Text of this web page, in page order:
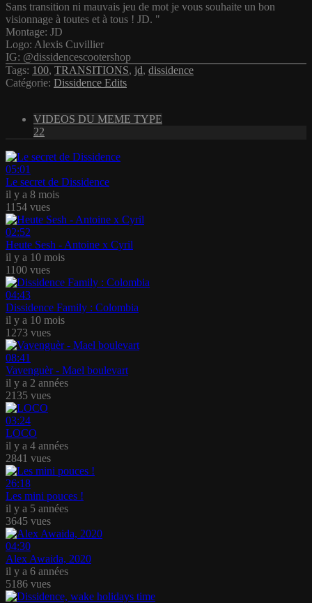
Sans transition ni mauvais jeu de mot je vous souhaite un bon
visionnage à toutes et à tous ! JD. "
Montage: JD
Logo: Alexis Cuvillier
IG: @dissidencescootershop
Tags: 100, TRANSITIONS, jd, dissidence
Catégorie: Dissidence Edits
VIDEOS DU MEME TYPE
22
05:01
Le secret de Dissidence
il y a 8 mois
1154 vues
02:52
Heute Sesh - Antoine x Cyril
il y a 10 mois
1100 vues
04:43
Dissidence Family : Colombia
il y a 10 mois
1273 vues
08:41
Vavenguèr - Mael boulevart
il y a 2 années
2135 vues
03:24
LOCO
il y a 4 années
2841 vues
26:18
Les mini pouces !
il y a 5 années
3645 vues
04:30
Alex Awaida, 2020
il y a 6 années
5186 vues